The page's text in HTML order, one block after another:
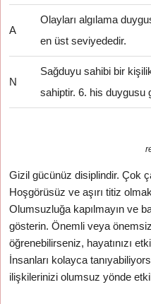
A
Olayları algılama
en üst seviyededir.
N
Sağduyu sahibi bir
sahiptir. 6. his duygusu
Gizil gücünüz disiplindir. Çok
Hoşgörüsüz ve aşırı titiz
Olumsuzluğa kapılmayın ve
gösterin. Önemli veya
öğrenebilirseniz, hayatınızı
İnsanları kolayca
ilişkilerinizi olumsuz yönde